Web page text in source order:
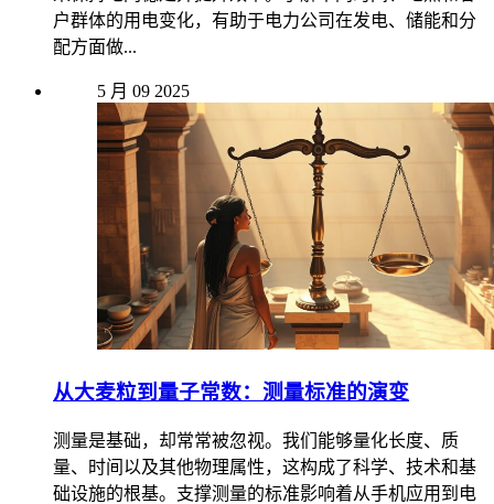
户群体的用电变化，有助于电力公司在发电、储能和分
配方面做...
5 月 09 2025
从大麦粒到量子常数：测量标准的演变
测量是基础，却常常被忽视。我们能够量化长度、质
量、时间以及其他物理属性，这构成了科学、技术和基
础设施的根基。支撑测量的标准影响着从手机应用到电